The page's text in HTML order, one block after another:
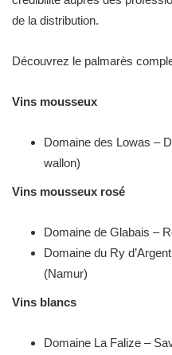
de la distribution.
Découvrez le palmarès
Vins mousseux
Domaine des Lowas –
wallon)
Vins mousseux rosé
Domaine de Glabais –
Domaine du Ry
(Namur)
Vins blancs
Domaine La Falize –